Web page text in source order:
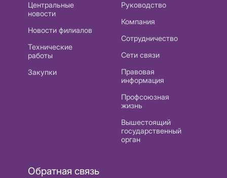
Центральные
новости
Новости филиалов
Технические
работы
Закупки
Руководство
Компания
Сотрудничество
Сети связи
Правовая
информация
Профсоюзная
жизнь
Вышестоящий
государственный
орган
Обратная связь